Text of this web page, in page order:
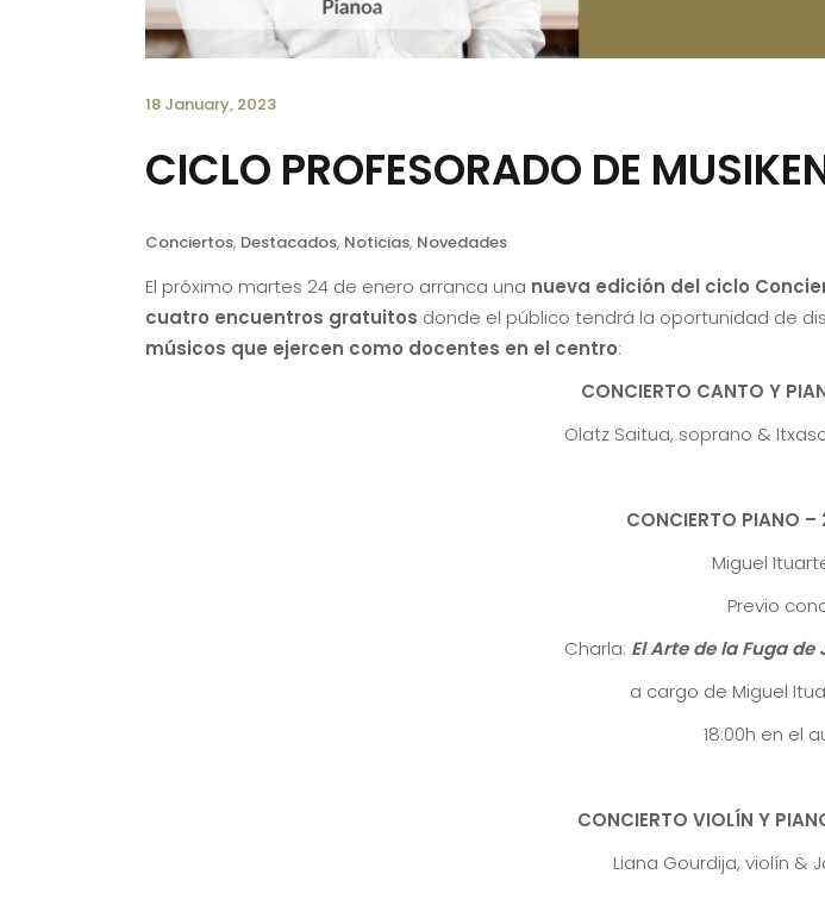
18 January, 2023
CICLO PROFESORADO DE
Conciertos, Destacados, Noticias, Novedades
El próximo martes 24 de enero arranca una nueva edición del ciclo
cuatro encuentros gratuitos donde el público tendrá la oportunidad de
músicos que ejercen como docentes en el centro:
CONCIERTO CANTO Y
Olatz Saitua, soprano &
CONCIERTO PIANO –
Miguel
Previo
Charla: El Arte de la Fuga
a cargo de Miguel
18:00h en el
CONCIERTO VIOLÍN Y
Liana Gourdija, violín &